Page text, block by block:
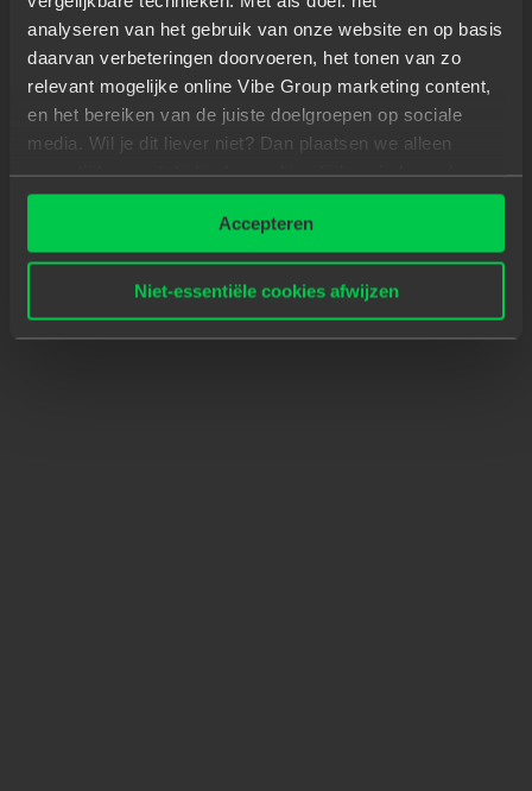
analyseren van het gebruik van onze website en op basis
daarvan verbeteringen doorvoeren, het tonen van zo
relevant mogelijke online Vibe Group marketing content,
en het bereiken van de juiste doelgroepen op sociale
media. Wil je dit liever niet? Dan plaatsen we alleen
essentiële- en statistische cookies tijdens je bezoek.
Meer weten? Klik hierboven op 'Details' of lees onze
Accepteren
Niet-essentiële cookies afwijzen